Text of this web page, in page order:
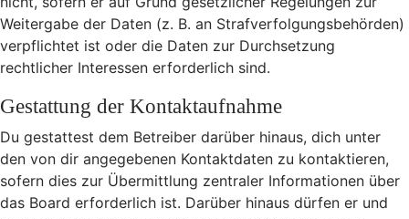
Weitergabe der Daten (z. B. an Strafverfolgungsbehörden)
verpflichtet ist oder die Daten zur Durchsetzung
rechtlicher Interessen erforderlich sind.
Gestattung der Kontaktaufnahme
Du gestattest dem Betreiber darüber hinaus, dich unter
den von dir angegebenen Kontaktdaten zu kontaktieren,
sofern dies zur Übermittlung zentraler Informationen über
das Board erforderlich ist. Darüber hinaus dürfen er und